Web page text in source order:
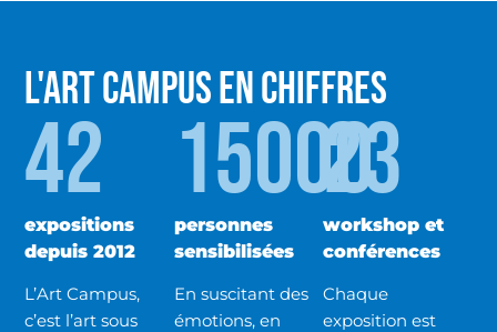
L'ART CAMPUS EN CHIFFRES
42
expositions
depuis 2012
L’Art Campus,
c’est l’art sous
15000
personnes
sensibilisées
En suscitant des
émotions, en
23
workshop et
conférences
Chaque
exposition est